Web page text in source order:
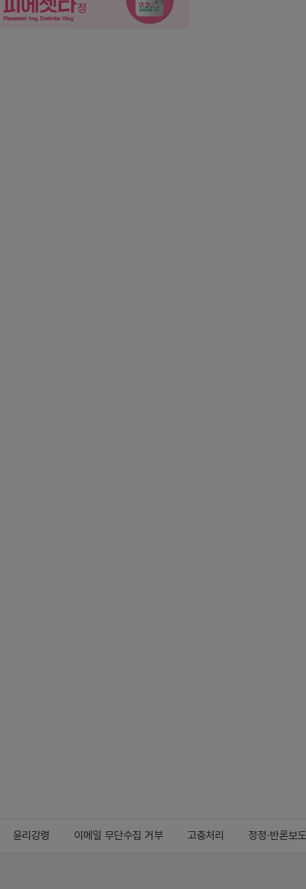
윤리강령 이메일 무단수집 거부 고충처리 정정·반론보도